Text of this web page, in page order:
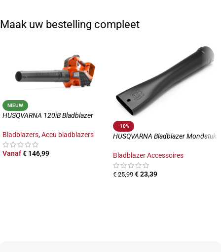
Maak uw bestelling compleet
NIEUW
HUSQVARNA 120iB Bladblazer
Bladblazers,Accu bladblazers
Vanaf€ 146,99
-10%
HUSQVARNA Bladblazer Mondstuk
Bladblazer Accessoires
€25,99 €23,39